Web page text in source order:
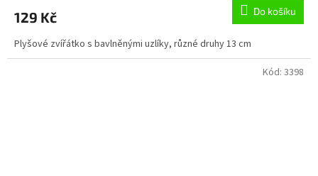
129 Kč Do košíku
Plyšové zvířátko s bavlněnými uzlíky, různé druhy 13 cm
Kód: 3398